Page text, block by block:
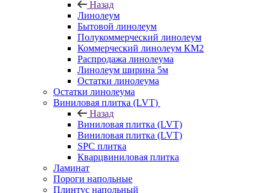
Назад
Линолеум
Бытовой линолеум
Полукоммерческий линолеум
Коммерческий линолеум КМ2
Распродажа линолеума
Линолеум ширина 5м
Остатки линолеума
Остатки линолеума
Виниловая плитка (LVT)
Назад
Виниловая плитка (LVT)
Виниловая плитка (LVT)
SPC плитка
Кварцвиниловая плитка
Ламинат
Пороги напольные
Плинтус напольный